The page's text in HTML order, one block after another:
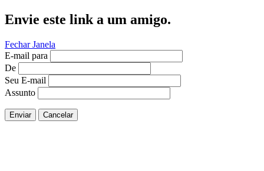
Envie este link a um amigo.
Fechar Janela
E-mail para
De
Seu E-mail
Assunto
Enviar Cancelar